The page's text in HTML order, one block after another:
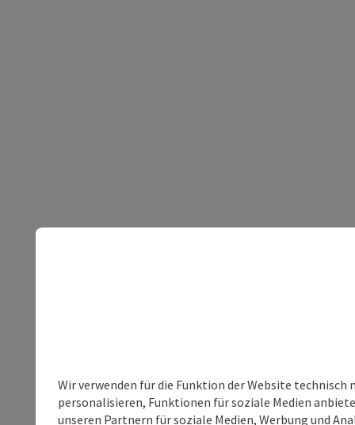
Wir verwenden für die Funktion der Website
personalisieren, Funktionen für soziale Medien
unseren Partnern für soziale Medien, Werbung und